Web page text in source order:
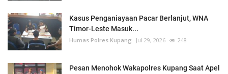
Kasus Penganiayaan Pacar Berlanjut, WNA
Timor-Leste Masuk...
Humas Polres Kupang Jul 29, 2026 248
Pesan Menohok Wakapolres Kupang Saat Apel